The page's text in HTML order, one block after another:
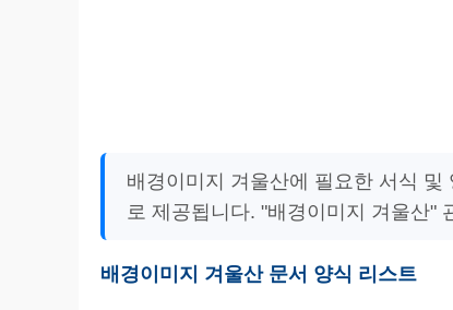
배경이미지 겨울산에 필요한 서식
로 제공됩니다. "배경이미지 겨울산"
배경이미지 겨울산 문서 양식 리스트